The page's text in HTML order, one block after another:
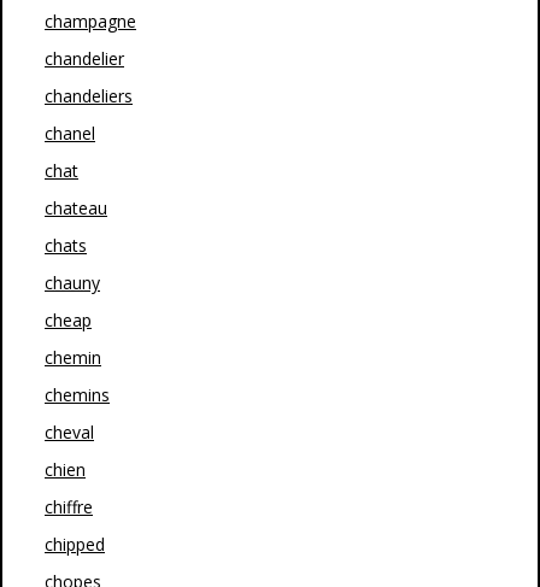
champagne
chandelier
chandeliers
chanel
chat
chateau
chats
chauny
cheap
chemin
chemins
cheval
chien
chiffre
chipped
chopes